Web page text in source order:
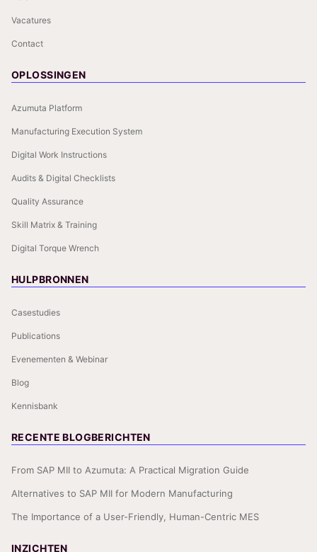
Vacatures
Contact
OPLOSSINGEN
Azumuta Platform
Manufacturing Execution System
Digital Work Instructions
Audits & Digital Checklists
Quality Assurance
Skill Matrix & Training
Digital Torque Wrench
HULPBRONNEN
Casestudies
Publications
Evenementen & Webinar
Blog
Kennisbank
RECENTE BLOGBERICHTEN
From SAP MII to Azumuta: A Practical Migration Guide
Alternatives to SAP MII for Modern Manufacturing
The Importance of a User-Friendly, Human-Centric MES
INZICHTEN